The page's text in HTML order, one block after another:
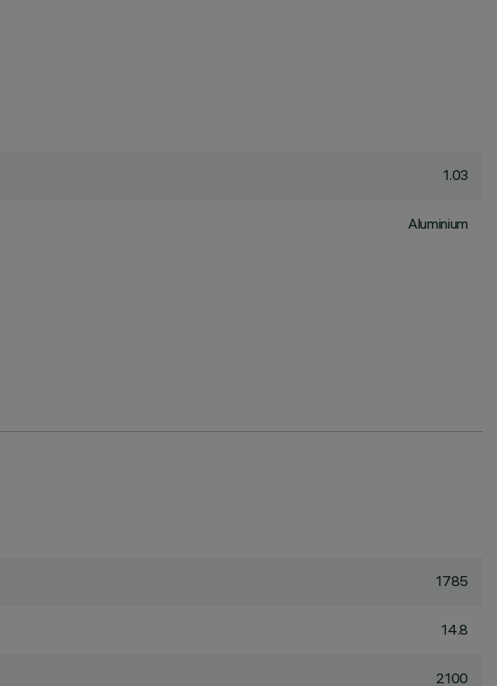
1.03
Aluminium
1785
14.8
2100